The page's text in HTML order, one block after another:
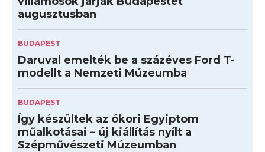
augusztusban
BUDAPEST
Daruval emelték be a százéves Ford T-
modellt a Nemzeti Múzeumba
BUDAPEST
Így készültek az ókori Egyiptom
műalkotásai – új kiállítás nyílt a
Szépművészeti Múzeumban